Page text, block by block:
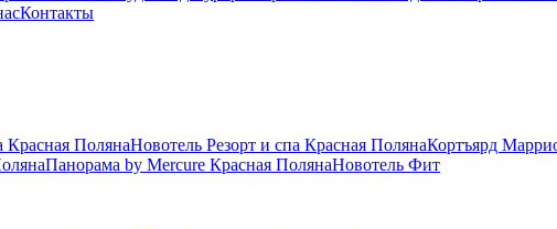
Контакты
Красная ПолянаНовотель Резорт и спа Красная ПолянаКортъярд
Панорама by Mercure Красная ПолянаНовотель Фит